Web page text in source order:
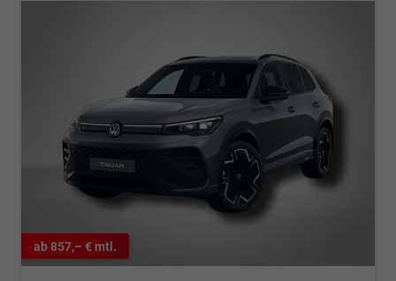
ab 857,– € mtl.